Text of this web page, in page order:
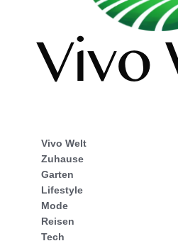
Vivo Welt
Zuhause
Garten
Lifestyle
Mode
Reisen
Tech